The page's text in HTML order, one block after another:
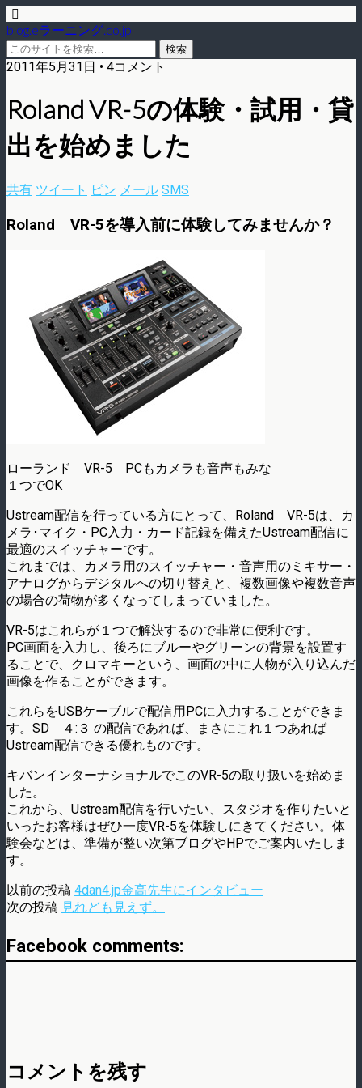
blog.eラーニング.co.jp
2011年5月31日 • 4コメント
Roland VR-5の体験・試用・貸
出を始めました
共有 ツイート ピン メール SMS
Roland VR-5を導入前に体験してみませんか？
ローランド VR-5 PCもカメラも音声もみな
１つでOK
Ustream配信を行っている方にとって、Roland VR-5は、カ
メラ･マイク・PC入力・カード記録を備えたUstream配信に
最適のスイッチャーです。
これまでは、カメラ用のスイッチャー・音声用のミキサー・
アナログからデジタルへの切り替えと、複数画像や複数音声
の場合の荷物が多くなってしまっていました。
VR-5はこれらが１つで解決するので非常に便利です。
PC画面を入力し、後ろにブルーやグリーンの背景を設置す
ることで、クロマキーという、画面の中に人物が入り込んだ
画像を作ることができます。
これらをUSBケーブルで配信用PCに入力することができま
す。SD ４:３ の配信であれば、まさにこれ１つあれば
Ustream配信できる優れものです。
キバンインターナショナルでこのVR-5の取り扱いを始めま
した。
これから、Ustream配信を行いたい、スタジオを作りたいと
いったお客様はぜひ一度VR-5を体験しにきてください。体
験会などは、準備が整い次第ブログやHPでご案内いたしま
す。
以前の投稿 4dan4.jp金高先生にインタビュー
次の投稿 見れども見えず。
Facebook comments:
コメントを残す